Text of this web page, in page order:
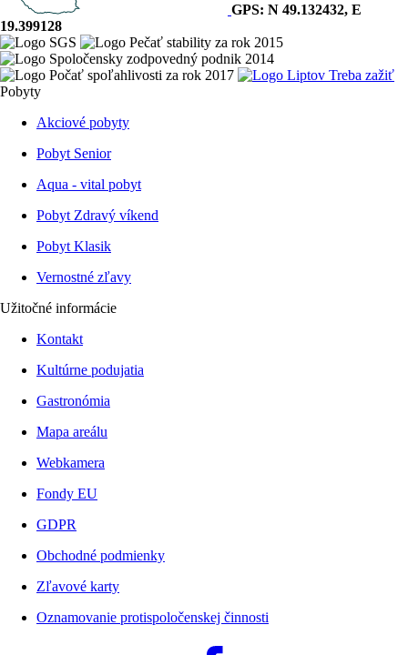
GPS: N 49.132432, E
19.399128
Pobyty
Akciové pobyty
Pobyt Senior
Aqua - vital pobyt
Pobyt Zdravý víkend
Pobyt Klasik
Vernostné zľavy
Užitočné informácie
Kontakt
Kultúrne podujatia
Gastronómia
Mapa areálu
Webkamera
Fondy EU
GDPR
Obchodné podmienky
Zľavové karty
Oznamovanie protispoločenskej činnosti